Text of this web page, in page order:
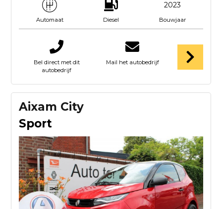
Automaat Diesel
2023
Bouwjaar
Bel direct met dit
autobedrijf
Mail het autobedrijf
Aixam City
Sport